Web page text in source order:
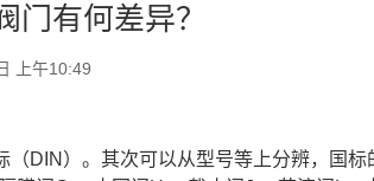
门有何差异？
上午10:49
DIN）。其次可以从型号等上分辨，国标